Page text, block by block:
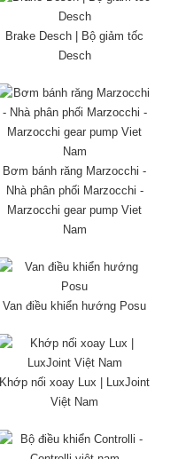
Brake Desch | Bộ giảm tốc
Desch
Bơm bánh răng Marzocchi -
Nhà phân phối Marzocchi -
Marzocchi gear pump Viet
Nam
Van điều khiển hướng Posu
Khớp nối xoay Lux | LuxJoint
Việt Nam